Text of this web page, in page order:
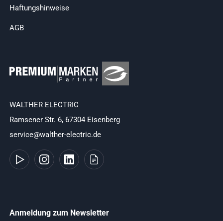
Haftungshinweise
AGB
WALTHER ELECTRIC
Ramsener Str. 6, 67304 Eisenberg
service@walther-electric.de
Anmeldung zum Newsletter